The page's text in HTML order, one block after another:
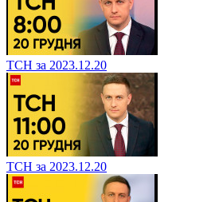
ТСН за 2023.12.20
ТСН за 2023.12.20